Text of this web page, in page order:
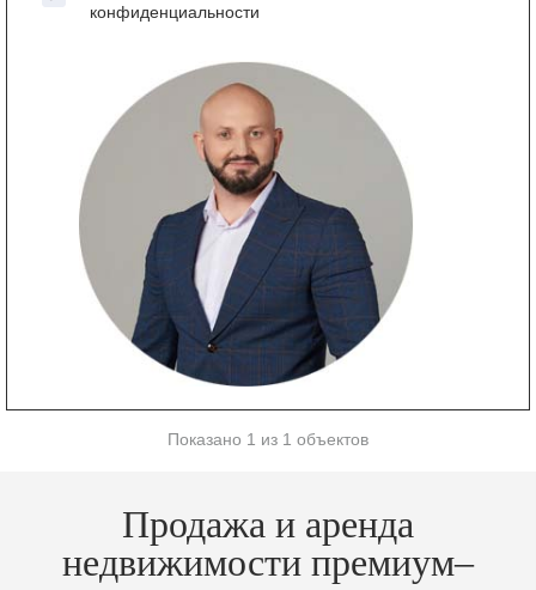
конфиденциальности
Показано 1 из 1 объектов
Продажа и аренда
недвижимости премиум–